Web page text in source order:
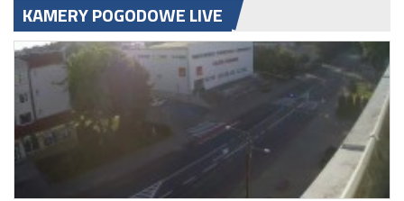
KAMERY POGODOWE LIVE